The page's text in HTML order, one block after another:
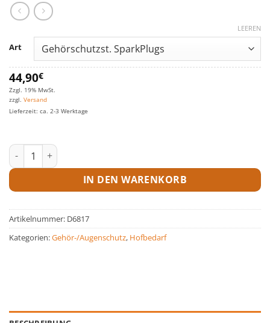
Art
LEEREN
44,90€
Zzgl. 19% MwSt.
zzgl. Versand
Lieferzeit: ca. 2-3 Werktage
Gehörschutzstöpsel Spark Plugs Menge
IN DEN WARENKORB
Artikelnummer: D6817
Kategorien:Gehör-/Augenschutz, Hofbedarf